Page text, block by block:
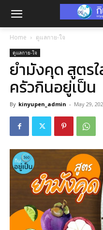
Home ดูแลกาย-ใจ
ดูแลกาย-ใจ
ยำมังคุด สูตร
ครัวกินอยู่เป็น
By kinyupen_admin - May 29,